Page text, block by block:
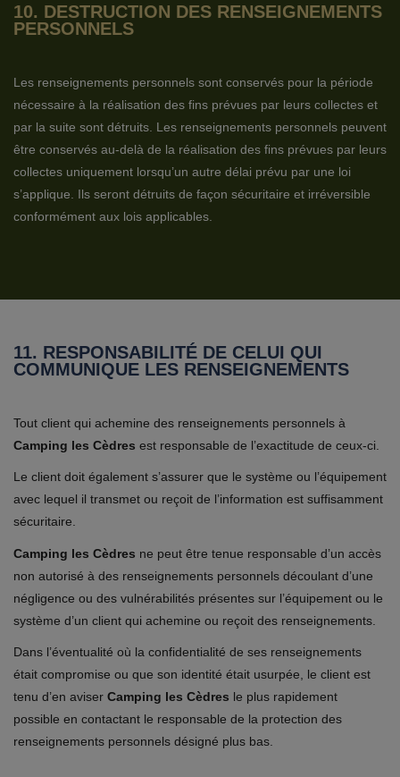
10. DESTRUCTION DES RENSEIGNEMENTS
PERSONNELS
Les renseignements personnels sont conservés pour la période
nécessaire à la réalisation des fins prévues par leurs collectes et
par la suite sont détruits. Les renseignements personnels peuvent
être conservés au-delà de la réalisation des fins prévues par leurs
collectes uniquement lorsqu’un autre délai prévu par une loi
s’applique. Ils seront détruits de façon sécuritaire et irréversible
conformément aux lois applicables.
11. RESPONSABILITÉ DE CELUI QUI
COMMUNIQUE LES RENSEIGNEMENTS
Tout client qui achemine des renseignements personnels à
Camping les Cèdres est responsable de l’exactitude de ceux-ci.
Le client doit également s’assurer que le système ou l’équipement
avec lequel il transmet ou reçoit de l’information est suffisamment
sécuritaire.
Camping les Cèdres ne peut être tenue responsable d’un accès
non autorisé à des renseignements personnels découlant d’une
négligence ou des vulnérabilités présentes sur l’équipement ou le
système d’un client qui achemine ou reçoit des renseignements.
Dans l’éventualité où la confidentialité de ses renseignements
était compromise ou que son identité était usurpée, le client est
tenu d’en aviser Camping les Cèdres le plus rapidement
possible en contactant le responsable de la protection des
renseignements personnels désigné plus bas.